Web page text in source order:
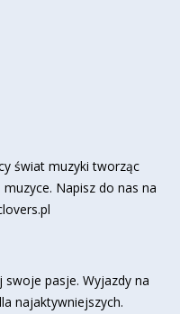
świat muzyki tworząc
Napisz do nas na
pasje. Wyjazdy na
najaktywniejszych.